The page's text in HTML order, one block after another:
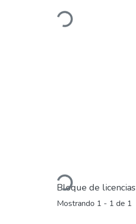
Cargando...
Cargando...
Bloque de licencias
Mostrando 1 - 1 de 1